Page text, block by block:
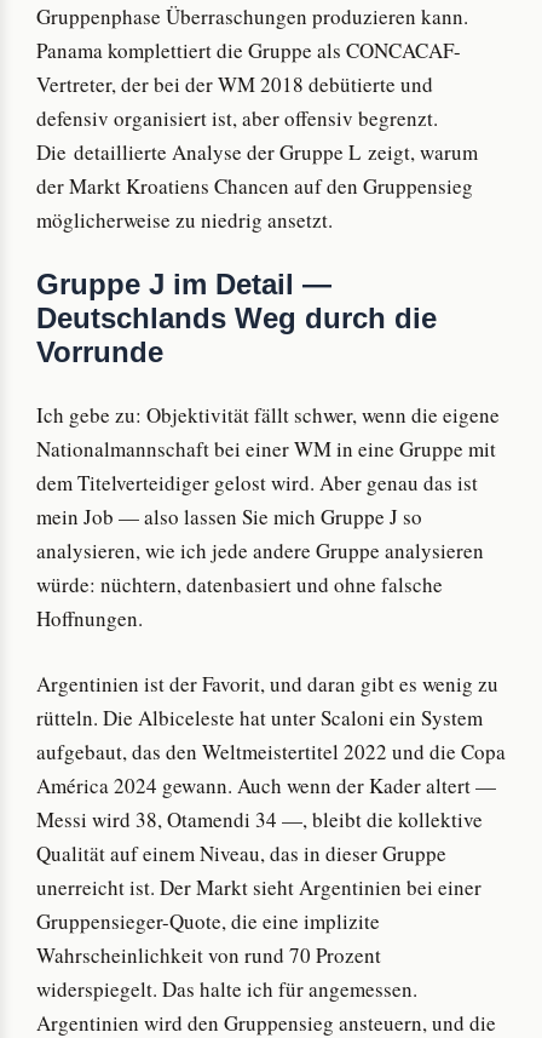
Gruppenphase Überraschungen produzieren kann.
Panama komplettiert die Gruppe als CONCACAF-
Vertreter, der bei der WM 2018 debütierte und
defensiv organisiert ist, aber offensiv begrenzt.
Die detaillierte Analyse der Gruppe L zeigt, warum
der Markt Kroatiens Chancen auf den Gruppensieg
möglicherweise zu niedrig ansetzt.
Gruppe J im Detail —
Deutschlands Weg durch die
Vorrunde
Ich gebe zu: Objektivität fällt schwer, wenn die eigene
Nationalmannschaft bei einer WM in eine Gruppe mit
dem Titelverteidiger gelost wird. Aber genau das ist
mein Job — also lassen Sie mich Gruppe J so
analysieren, wie ich jede andere Gruppe analysieren
würde: nüchtern, datenbasiert und ohne falsche
Hoffnungen.
Argentinien ist der Favorit, und daran gibt es wenig zu
rütteln. Die Albiceleste hat unter Scaloni ein System
aufgebaut, das den Weltmeistertitel 2022 und die Copa
América 2024 gewann. Auch wenn der Kader altert —
Messi wird 38, Otamendi 34 —, bleibt die kollektive
Qualität auf einem Niveau, das in dieser Gruppe
unerreicht ist. Der Markt sieht Argentinien bei einer
Gruppensieger-Quote, die eine implizite
Wahrscheinlichkeit von rund 70 Prozent
widerspiegelt. Das halte ich für angemessen.
Argentinien wird den Gruppensieg ansteuern, und die